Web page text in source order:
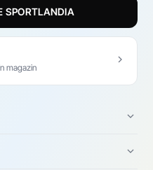
SPORTLANDIA
magazin